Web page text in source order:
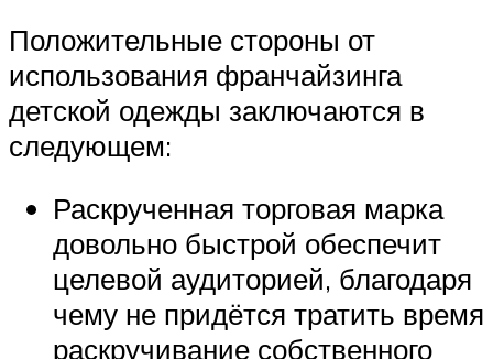
Положительные стороны от
использования франчайзинга
детской одежды заключаются в
следующем:
Раскрученная торговая марка
довольно быстрой обеспечит
целевой аудиторией, благодаря
чему не придётся тратить время
раскручивание собственного